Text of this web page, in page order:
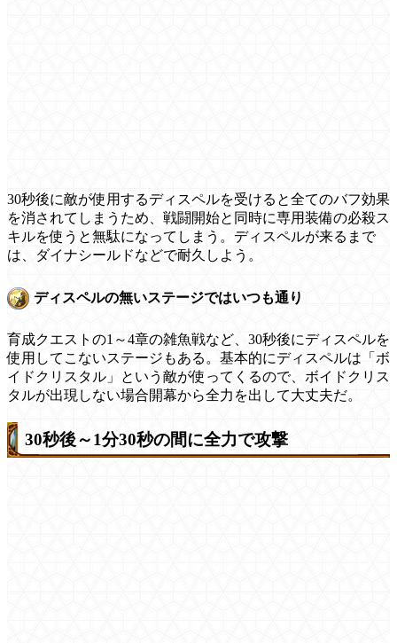
30秒後に敵が使用するディスペルを受けると全てのバフ効果
を消されてしまうため、戦闘開始と同時に専用装備の必殺ス
キルを使うと無駄になってしまう。ディスペルが来るまで
は、ダイナシールドなどで耐久しよう。
ディスペルの無いステージではいつも通り
育成クエストの1～4章の雑魚戦など、30秒後にディスペルを
使用してこないステージもある。基本的にディスペルは「ボ
イドクリスタル」という敵が使ってくるので、ボイドクリス
タルが出現しない場合開幕から全力を出して大丈夫だ。
30秒後～1分30秒の間に全力で攻撃